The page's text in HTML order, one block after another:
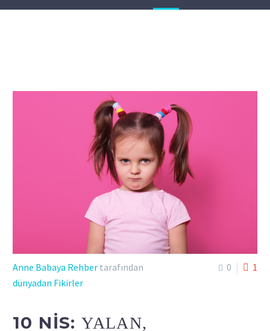
0 1
Anne Babaya Rehber tarafından
dünyadan Fikirler
10 NIS:YALAN,